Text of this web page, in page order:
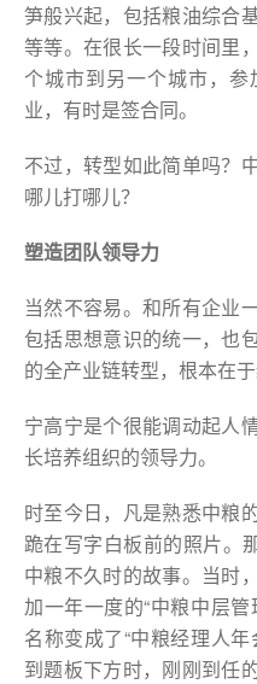
笋般兴起，包括粮油综合
等等。在很长一段时间里
个城市到另一个城市，
业，有时是签合同。
不过，转型如此简单吗？
哪儿打哪儿？
塑造团队领导力
当然不容易。和所有企业
包括思想意识的统一，也
的全产业链转型，根本在
宁高宁是个很能调动起人
长培养组织的领导力。
时至今日，凡是熟悉中粮
跪在写字白板前的照片。
中粮不久时的故事。当时
加一年一度的“中粮中层
名称变成了“中粮经理人
到题板下方时，刚刚到任